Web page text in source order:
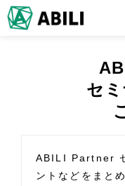
セ
ABILI Partner
ントなどをまと